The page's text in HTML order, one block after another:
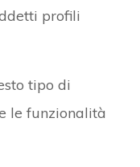
profili
tipo di
le funzionalità